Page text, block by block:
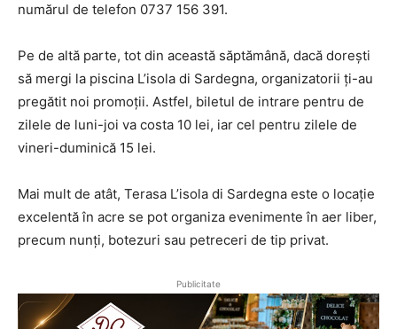
numărul de telefon 0737 156 391.
Pe de altă parte, tot din această săptămână, dacă dorești
să mergi la piscina L’isola di Sardegna, organizatorii ți-au
pregătit noi promoții. Astfel, biletul de intrare pentru de
zilele de luni-joi va costa 10 lei, iar cel pentru zilele de
vineri-duminică 15 lei.
Mai mult de atât, Terasa L’isola di Sardegna este o locație
excelentă în acre se pot organiza evenimente în aer liber,
precum nunți, botezuri sau petreceri de tip privat.
Publicitate